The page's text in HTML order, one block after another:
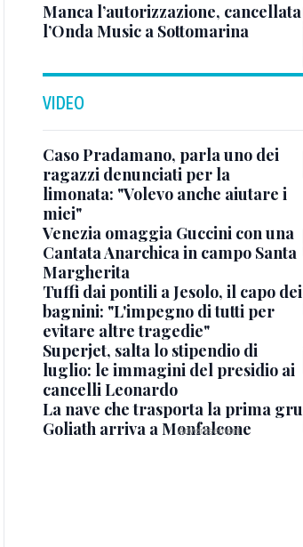
Manca l’autorizzazione, cancellata
l’Onda Music a Sottomarina
VIDEO
Caso Pradamano, parla uno dei
ragazzi denunciati per la
limonata: "Volevo anche aiutare i
miei"
Venezia omaggia Guccini con una
Cantata Anarchica in campo Santa
Margherita
Tuffi dai pontili a Jesolo, il capo dei
bagnini: "L'impegno di tutti per
evitare altre tragedie"
Superjet, salta lo stipendio di
luglio: le immagini del presidio ai
cancelli Leonardo
La nave che trasporta la prima gru
Goliath arriva a Monfalcone